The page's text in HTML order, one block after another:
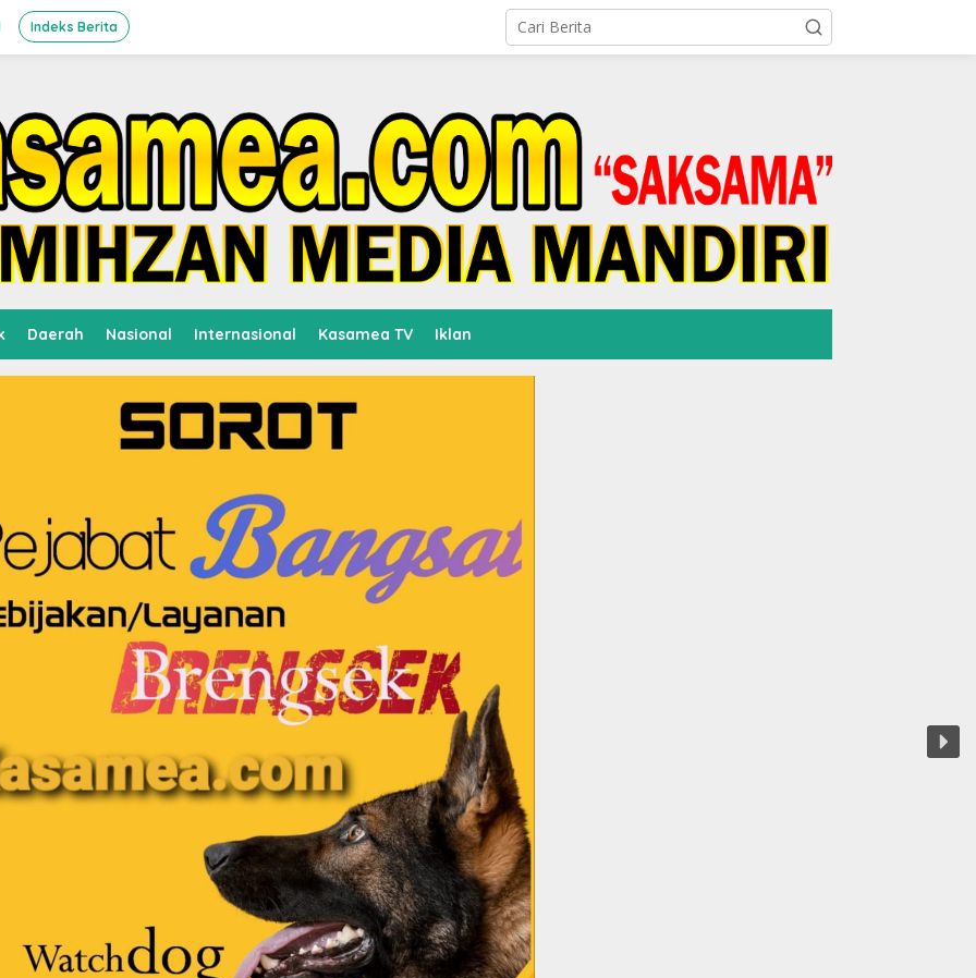
Indeks Berita
Daerah Nasional Internasional Kasamea TV Iklan